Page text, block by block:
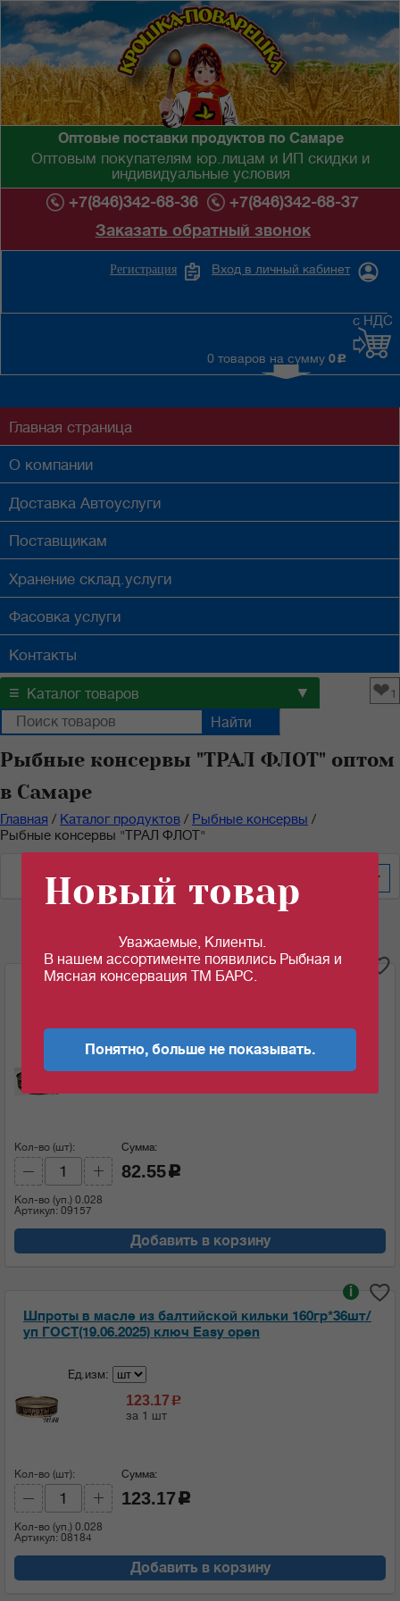
Оптовые поставки продуктов по Самаре
Оптовым покупателям юр.лицам и ИП скидки и
индивидуальные условия
+7(846)342-68-36
+7(846)342-68-37
Заказать обратный звонок
Вход в личный кабинет
Регистрация
0 товаров на сумму 0 c
с НДС
Главная страница
О компании
Доставка Автоуслуги
Поставщикам
Хранение склад.услуги
Фасовка услуги
Контакты
≡ Каталог товаров ▼ ❤1
Рыбные консервы "ТРАЛ ФЛОТ" оптом
в Самаре
Главная / Каталог продуктов / Рыбные консервы /
Рыбные консервы "ТРАЛ ФЛОТ"
Шпроты в масле "Прибалтийские" с головой
Ед.изм:
82.55c
Кол-во (шт):
Кол-во (уп.) 0.028
Артикул: 09157
Сумма:
82.55 c
Добавить в корзину
Шпроты в масле из балтийской кильки 160гр*36шт/
уп ГОСТ(19.06.2025) ключ Easy open
i
Ед.изм:
123.17 c
за 1 шт
Кол-во (шт):
Кол-во (уп.) 0.028
Артикул: 08184
Сумма:
123.17 c
Добавить в корзину
Новый товар
Уважаемые, Клиенты.
В нашем ассортименте появились Рыбная и
Мясная консервация ТМ БАРС.
Понятно, больше не показывать.